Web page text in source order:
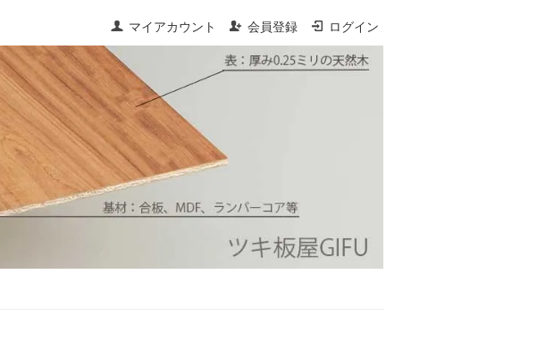
マイアカウント 会員登録 ログイン